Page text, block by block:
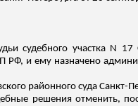
судебного участка N
РФ, и ему назначено
районного суда Санкт-
решения отменить,